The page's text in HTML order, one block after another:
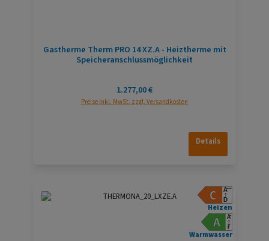
Gastherme Therm PRO 14 XZ.A - Heiztherme mit
Speicheranschlussmöglichkeit
Regulärer Preis:
1.277,00 €
Preise inkl. MwSt. zzgl. Versandkosten
Details
Heizen
Warmwasser